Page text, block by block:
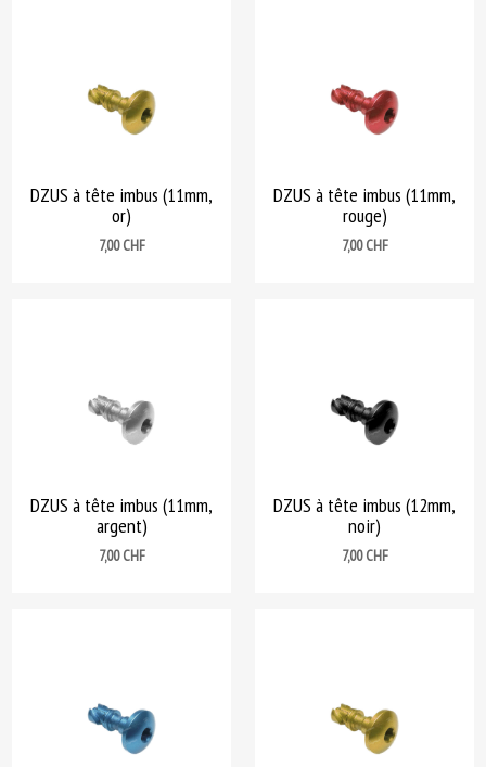
DZUS à tête imbus (11mm,
or)
Prix
7,00 CHF
DZUS à tête imbus (11mm,
rouge)
Prix
7,00 CHF
DZUS à tête imbus (11mm,
argent)
Prix
7,00 CHF
DZUS à tête imbus (12mm,
noir)
Prix
7,00 CHF